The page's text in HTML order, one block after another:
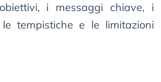
i messaggi chiave, i
tempistiche e le limitazioni